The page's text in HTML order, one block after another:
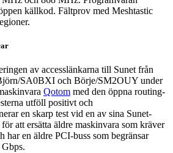
källkod. Fältprov med Meshtastic
av accesslänkarna till Sunet från
SA0BXI och Börje/SM2OUY under
Qotom med den öppna routing-
utföll positivt och
en skarp test vid en av sina Sunet-
att ersätta äldre maskinvara som kräver
har en äldre PCI-buss som begränsar